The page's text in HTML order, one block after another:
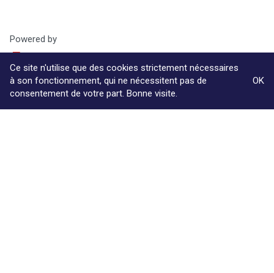
Powered by
Ce site n'utilise que des cookies strictement nécessaires
à son fonctionnement, qui ne nécessitent pas de
consentement de votre part. Bonne visite.
OK